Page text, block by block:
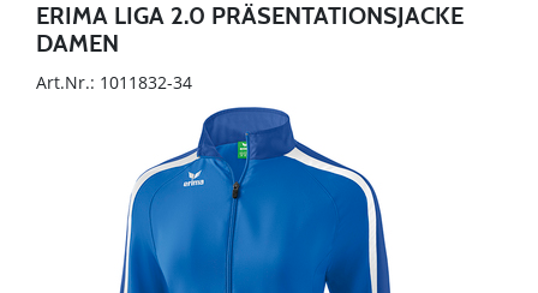
ERIMA LIGA 2.0 PRÄSENTATIONSJACKE
DAMEN
Art.Nr.: 1011832-34